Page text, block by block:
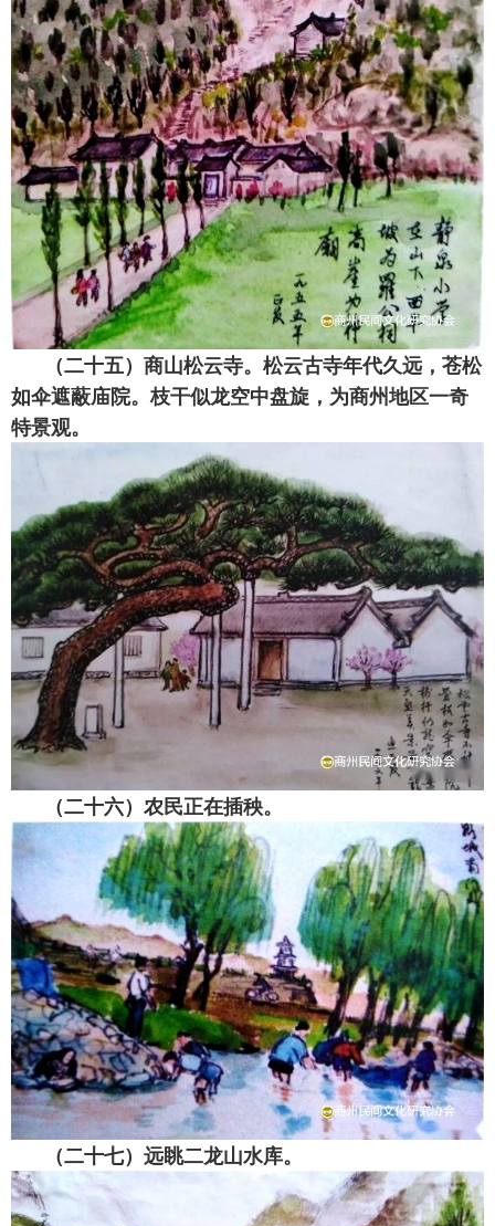
（二十五）商山松云寺。松云古寺年代久远，苍松
如伞遮蔽庙院。枝干似龙空中盘旋，为商州地区一奇
特景观。
（二十六）农民正在插秧。
（二十七）远眺二龙山水库。